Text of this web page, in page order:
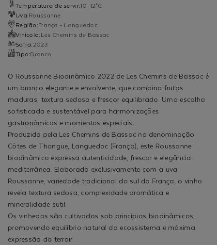
Temperatura de servir:10-12°C
Uva:Roussanne
Região:França - Languedoc
Vinícola:Les Chemins de Bassac
Safra:2023
Tipo:Branco
O Roussanne Biodinâmico 2022 de Les Chemins de Bassac é
um branco elegante e envolvente, que combina frutas
maduras, textura sedosa e frescor equilibrado. Uma escolha
sofisticada e sustentável para harmonizações
gastronômicas e momentos especiais.
Produzido pela Les Chemins de Bassac na denominação
Côtes de Thongue, Languedoc (França), este Roussanne
biodinâmico expressa autenticidade, frescor e elegância
mediterrânea. Elaborado exclusivamente com a uva
Roussanne, variedade tradicional do sul da França, o vinho
revela textura sedosa, complexidade aromática e
mineralidade sutil.
Os vinhedos são cultivados sob princípios biodinâmicos,
promovendo equilíbrio natural do ecossistema e máxima
expressão do terroir.